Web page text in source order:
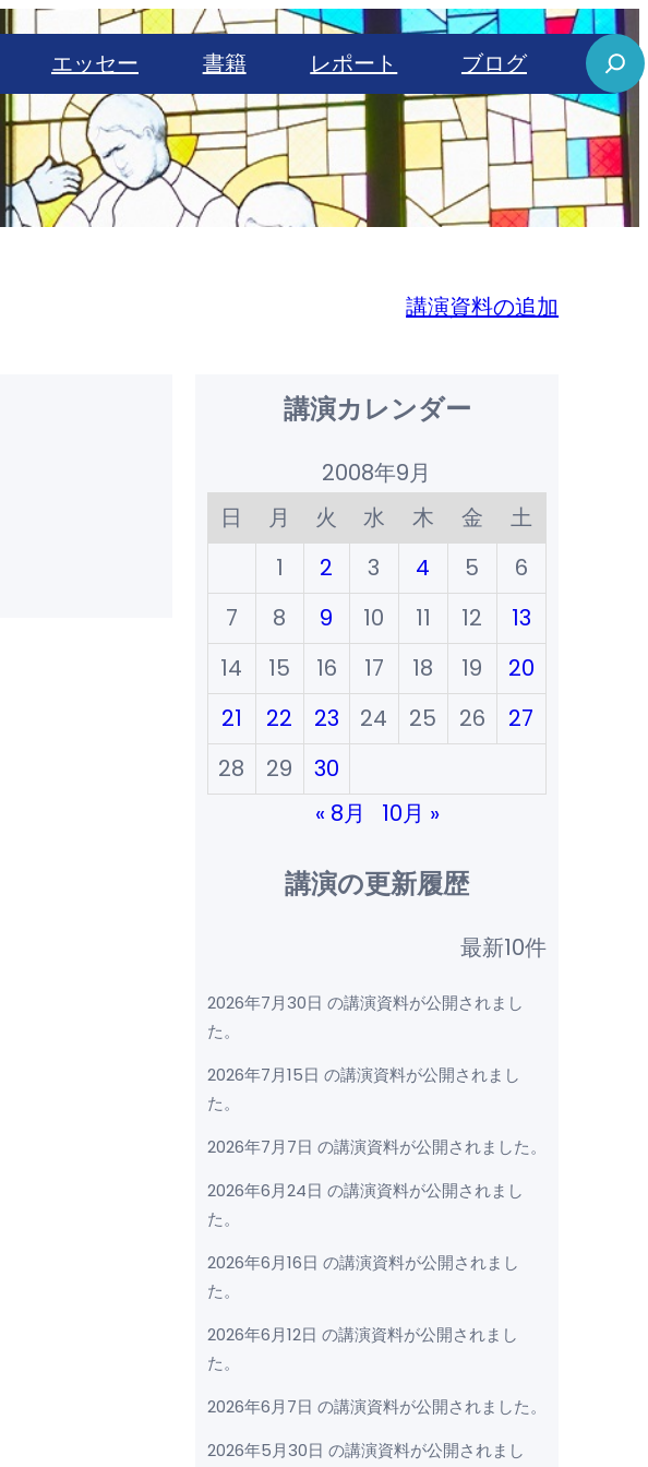
エッセー 書籍 レポート ブログ
S
e
a
r
c
講演資料の追加
講演カレンダー
2008年9月
日
月 火 水 木 金
土
1
2 3 4 5
6
7
8 9 10 11 12
13
14
15 16 17 18 19
20
21
22 23 24 25 26
27
28
29
30
« 8月
10月 »
講演の更新履歴
最新10件
2026年7月30日 の講演資料が公開されまし
た。
2026年7月15日 の講演資料が公開されまし
た。
2026年7月7日 の講演資料が公開されました。
2026年6月24日 の講演資料が公開されまし
た。
2026年6月16日 の講演資料が公開されまし
た。
2026年6月12日 の講演資料が公開されまし
た。
2026年6月7日 の講演資料が公開されました。
2026年5月30日 の講演資料が公開されまし